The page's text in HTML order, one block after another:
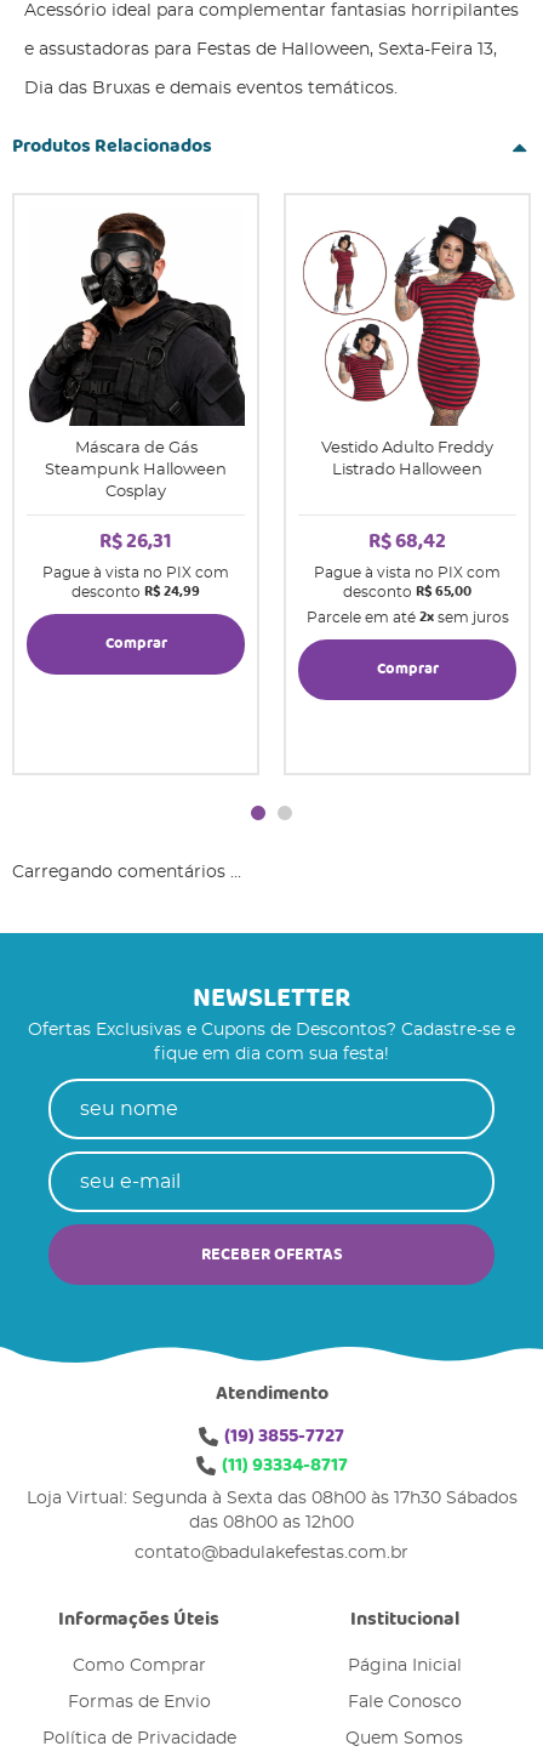
Acessório ideal para complementar fantasias horripilantes
e assustadoras para Festas de Halloween, Sexta-Feira 13,
Dia das Bruxas e demais eventos temáticos.
Produtos Relacionados
Máscara de Gás
Steampunk Halloween
Cosplay
R$ 26,31
Pague à vista no PIX com
desconto R$ 24,99
Comprar
Vestido Adulto Freddy
Listrado Halloween
R$ 68,42
Pague à vista no PIX com
desconto R$ 65,00
Parcele em até 2xsem juros
Comprar
Carregando comentários ...
NEWSLETTER
Ofertas Exclusivas e Cupons de Descontos? Cadastre-se e
fique em dia com sua festa!
RECEBER OFERTAS
Atendimento
(19)3855-7727
(11)93334-8717
Loja Virtual: Segunda à Sexta das 08h00 às 17h30 Sábados
das 08h00 as 12h00
contato@badulakefestas.com.br
Informações Úteis
Como Comprar
Formas de Envio
Política de Privacidade
Institucional
Página Inicial
Fale Conosco
Quem Somos